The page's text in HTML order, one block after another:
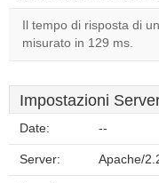
Il tempo di risposta di
misurato in 129 ms.
Impostazioni
Date: --
Server: Apache/